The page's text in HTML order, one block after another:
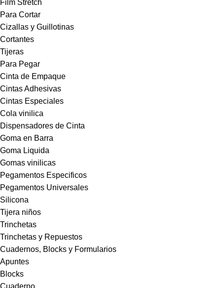
Film Stretch
Para Cortar
Cizallas y Guillotinas
Cortantes
Tijeras
Para Pegar
Cinta de Empaque
Cintas Adhesivas
Cintas Especiales
Cola vinilica
Dispensadores de Cinta
Goma en Barra
Goma Liquida
Gomas vinilicas
Pegamentos Especificos
Pegamentos Universales
Silicona
Tijera niños
Trinchetas
Trinchetas y Repuestos
Cuadernos, Blocks y Formularios
Apuntes
Blocks
Cuaderno